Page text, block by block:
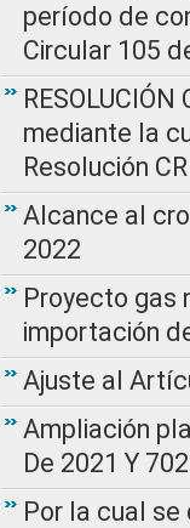
período de
Circular 105
mediante la
Resolución
Alcance al
2022
Proyecto gas
importación
Ajuste al
Ampliación
De 2021 Y
Por la cual